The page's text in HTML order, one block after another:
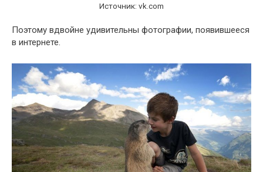
Источник: vk.com
Поэтому вдвойне удивительны фотографии, появившееся
в интернете.